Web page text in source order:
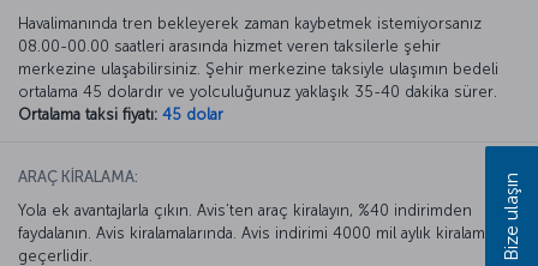
Havalimanında tren bekleyerek zaman kaybetmek istemiyorsanız
08.00-00.00 saatleri arasında hizmet veren taksilerle şehir
merkezine ulaşabilirsiniz. Şehir merkezine taksiyle ulaşımın bedeli
ortalama 45 dolardır ve yolculuğunuz yaklaşık 35-40 dakika sürer.
Ortalama taksi fiyatı: 45 dolar
ARAÇ KİRALAMA:
Yola ek avantajlarla çıkın. Avis’ten araç kiralayın, %40 indirimden
faydalanın. Avis kiralamalarında. Avis indirimi 4000 mil aylık kiralamada
geçerlidir.
Bize ulaşın